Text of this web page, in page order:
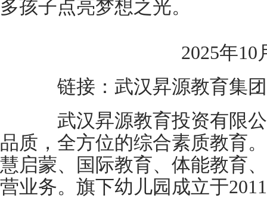
多孩子点亮梦想之光。
2025年10
链接：武汉昇源教育集团
武汉昇源教育投资有限公
品质，全方位的综合素质教育
慧启蒙、国际教育、体能教育
营业务。旗下幼儿园成立于